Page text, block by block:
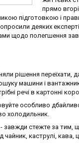
прямо
підготовкою і
деяких
щодо полегшення
рішення переїхати,
машини і
речі в картонні
особливо
холодильник.
стежте за тим,
каструлі, кава,